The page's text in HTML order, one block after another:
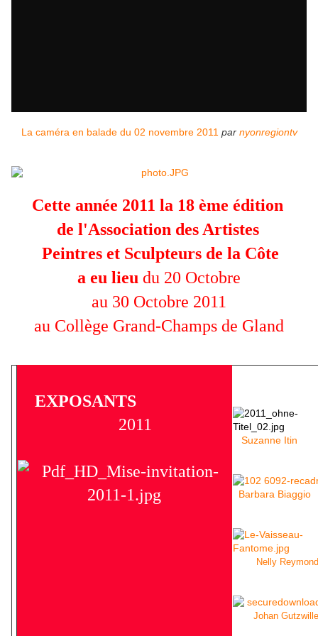
La caméra en balade du 02 novembre 2011 par nyonregiontv
Cette année 2011 la 18 ème édition
de l'Association des Artistes
Peintres et Sculpteurs de la Côte
a eu lieu du 20 Octobre
au 30 Octobre 2011
au Collège Grand-Champs de Gland
EXPOSANTS
2011
Suzanne Itin
Barbara Biaggio
Nelly Reymond
Johan